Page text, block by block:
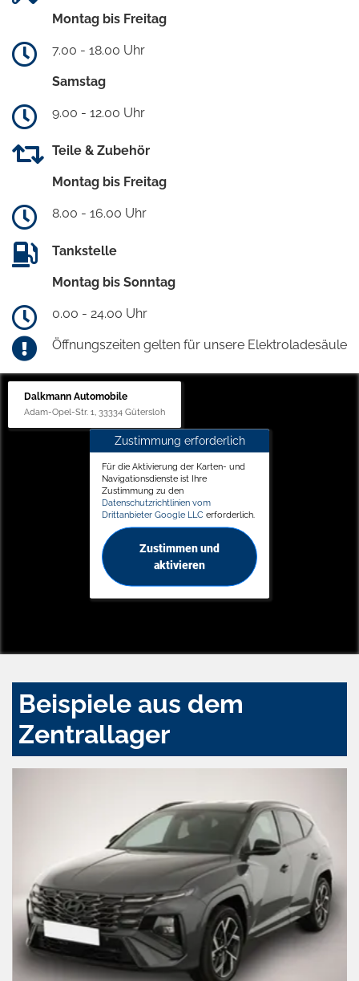
Montag bis Freitag
7.00 - 18.00 Uhr
Samstag
9.00 - 12.00 Uhr
Teile & Zubehör
Montag bis Freitag
8.00 - 16.00 Uhr
Tankstelle
Montag bis Sonntag
0.00 - 24.00 Uhr
Öffnungszeiten gelten für unsere Elektroladesäule
Dalkmann Automobile
Adam-Opel-Str. 1, 33334 Gütersloh
Zustimmung erforderlich
Für die Aktivierung der Karten- und
Navigationsdienste ist Ihre
Zustimmung zu den
Datenschutzrichtlinien vom
Drittanbieter Google LLC erforderlich.
Zustimmen und
aktivieren
Beispiele aus dem
Zentrallager